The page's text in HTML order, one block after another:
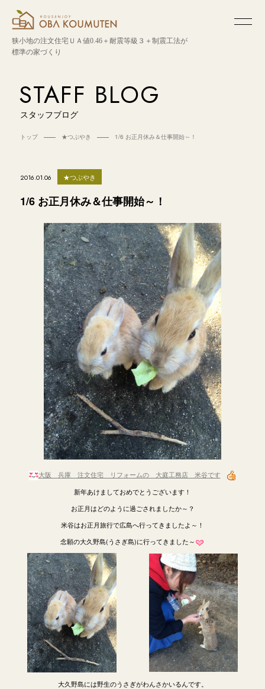
狭小地の注文住宅ＵＡ値0.46＋耐震等級３＋制震工法が
標準の家づくり
STAFF BLOG
スタッフブログ
トップ ★つぶやき 1/6 お正月休み＆仕事開始～！
2016.01.06 ★つぶやき
1/6 お正月休み＆仕事開始～！
大阪 兵庫 注文住宅 リフォームの 大庭工務店 米谷です
新年あけましておめでとうございます！
お正月はどのように過ごされましたか～？
米谷はお正月旅行で広島へ行ってきましたよ～！
念願の大久野島(うさぎ島)に行ってきました～
大久野島には野生のうさぎがわんさかいるんです。